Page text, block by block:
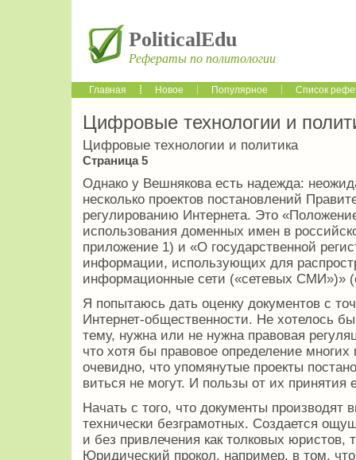
PoliticalEdu
Рефераты по политологии
Главная Новое Популярное Список
Цифровые технологии и
Цифровые технологии и политика
Страница 5
Однако у Вешнякова есть надежда:
несколько проектов постановлений
регулирова­нию Интернета. Это
использования доменных имен в
приложение 1) и «О государственной
информации, использующих для
информа­ционные сети («сетевых СМИ»)»
Я попытаюсь дать оценку доку­ментов с
Интернет-общественности. Не хотелось
тему, нужна или не нужна правовая
что хотя бы правовое определение
очевидно, что упомянутые проекты
виться не могут. И пользы от их
Начать с того, что документы производят
технически безграмотных. Создается
и без привлечения как толковых юристов,
Юридический прокол, например, в том,